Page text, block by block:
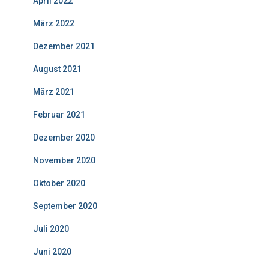
März 2022
Dezember 2021
August 2021
März 2021
Februar 2021
Dezember 2020
November 2020
Oktober 2020
September 2020
Juli 2020
Juni 2020